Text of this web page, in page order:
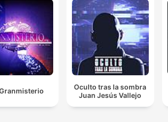
Oculto tras la sombra
Juan Jesús Vallejo